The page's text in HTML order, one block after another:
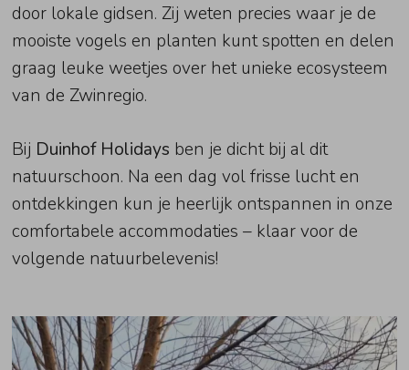
door lokale gidsen. Zij weten precies waar je de
mooiste vogels en planten kunt spotten en delen
graag leuke weetjes over het unieke ecosysteem
van de Zwinregio.
Bij Duinhof Holidays ben je dicht bij al dit
natuurschoon. Na een dag vol frisse lucht en
ontdekkingen kun je heerlijk ontspannen in onze
comfortabele accommodaties – klaar voor de
volgende natuurbelevenis!